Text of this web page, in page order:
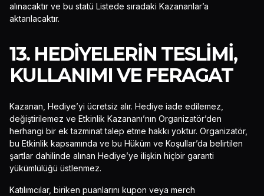
alınacaktır ve bu statü Listede sıradaki Kazananlar’a
aktarılacaktır.
13. HEDIYELERIN TESLIMI,
KULLANIMI VE FERAGAT
Kazanan, Hediye’yi ücretsiz alır. Hediye iade edilemez,
değiştirilemez ve Etkinlik Kazananı’nın Organizatör’den
herhangi bir ek tazminat talep etme hakkı yoktur. Organizatör,
bu Etkinlik kapsamında ve bu Hüküm ve Koşullar’da belirtilen
şartlar dahilinde alınan Hediye’ye ilişkin hiçbir garanti
yükümlülüğü üstlenmez.
Katılımcılar, biriken puanlarını kupon veya merch